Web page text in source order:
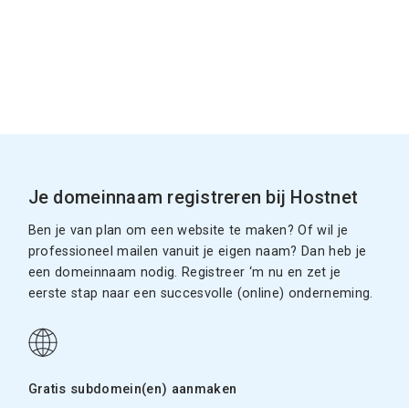
Je domeinnaam registreren bij Hostnet
Ben je van plan om een website te maken? Of wil je
professioneel mailen vanuit je eigen naam? Dan heb je
een domeinnaam nodig. Registreer ‘m nu en zet je
eerste stap naar een succesvolle (online) onderneming.
Gratis subdomein(en) aanmaken